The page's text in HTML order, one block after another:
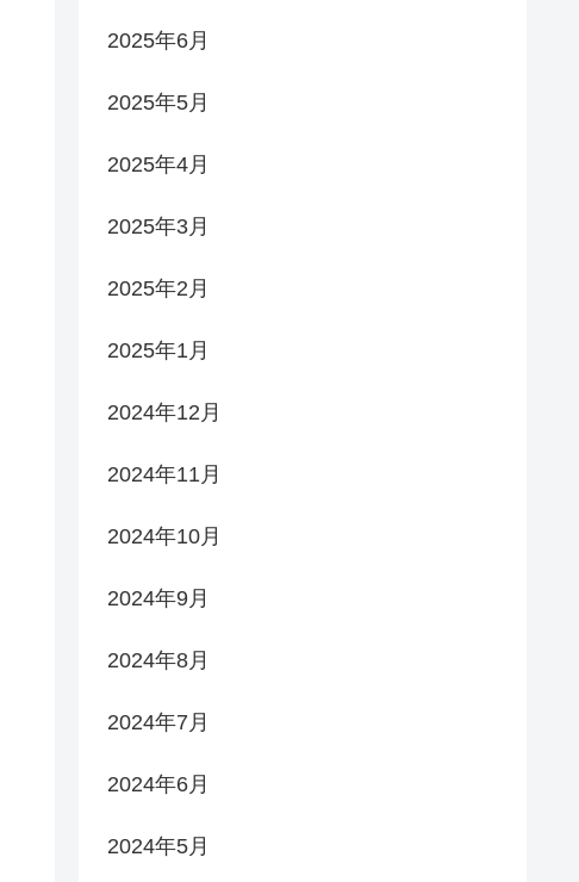
2025年6月
2025年5月
2025年4月
2025年3月
2025年2月
2025年1月
2024年12月
2024年11月
2024年10月
2024年9月
2024年8月
2024年7月
2024年6月
2024年5月